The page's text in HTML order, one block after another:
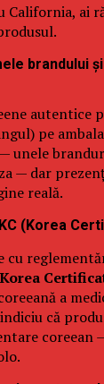
California, ai
brandului
autentice
pe
unele
— dar
reală.
(Korea
cu
a
că
coreean